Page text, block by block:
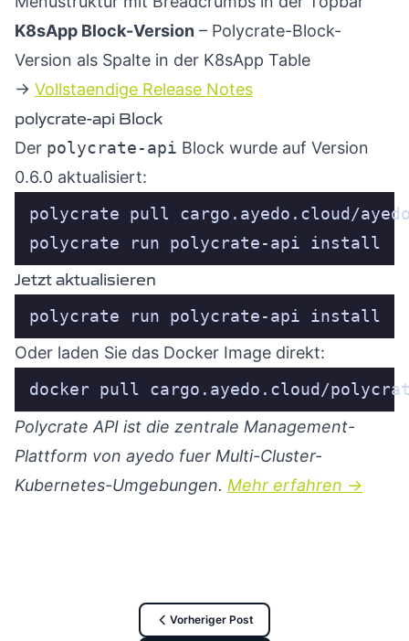
K8sApp Block-Version – Polycrate-Block-
Version als Spalte in der K8sApp Table
-> Vollstaendige Release Notes
polycrate-api Block
Der polycrate-api Block wurde auf Version
0.6.0 aktualisiert:
polycrate run polycrate-api install
Jetzt aktualisieren
polycrate run polycrate-api install
Oder laden Sie das Docker Image direkt:
docker pull cargo.ayedo.cloud/
Polycrate API ist die zentrale Management-
Plattform von ayedo fuer Multi-Cluster-
Kubernetes-Umgebungen. Mehr erfahren ->
Vorheriger Post